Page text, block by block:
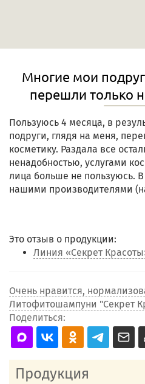
Многие мои
перешли только
Пользуюсь 4 месяца, в
подруги, глядя на меня,
косметику. Раздала все
ненадобностью, услугами
лица больше не пользуюсь.
нашими производителями
Это отзыв о продукции:
Линия «Секрет
Очень нравится,
Литофитошампуни "Секрет
Поделиться:
Продукция